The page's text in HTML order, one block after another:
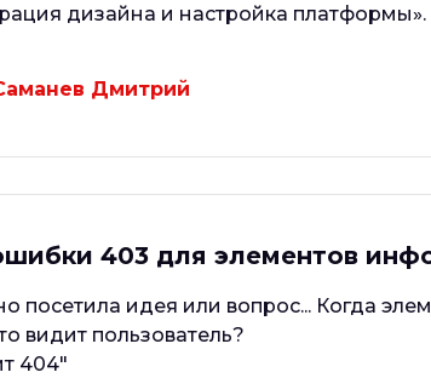
дизайна и настройка платформы».
Дмитрий
403 для элементов
посетила идея или вопрос... Когда
видит пользователь?
404"